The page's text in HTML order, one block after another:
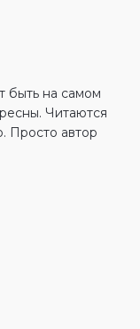
быть на самом
Читаются
Просто автор